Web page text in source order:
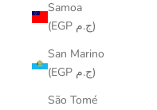
Samoa
(EGP ج.م)
San Marino
(EGP ج.م)
São Tomé